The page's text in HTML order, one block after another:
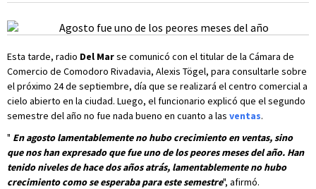
Esta tarde, radio Del Marse comunicó con el titular de la Cámara de
Comercio de Comodoro Rivadavia, Alexis Tögel, para consultarle sobre
el próximo 24 de septiembre, día que se realizará el centro comercial a
cielo abierto en la ciudad. Luego, el funcionario explicó que el segundo
semestre del año no fue nada bueno en cuanto a las ventas.
" En agosto lamentablemente no hubo crecimiento en ventas, sino
que nos han expresado que fue uno de los peores meses del año. Han
tenido niveles de hace dos años atrás, lamentablemente no hubo
crecimiento como se esperaba para este semestre", afirmó.